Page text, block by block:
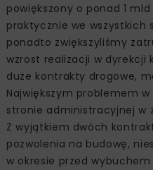
powiększony o ponad 1
praktycznie we
ponadto zwiększyliśmy
wzrost realizacji w dyrekcji
duże kontrakty drogowe,
Największym problemem
stronie administracyjnej w
Z wyjątkiem dwóch
pozwolenia na budowę,
w okresie przed